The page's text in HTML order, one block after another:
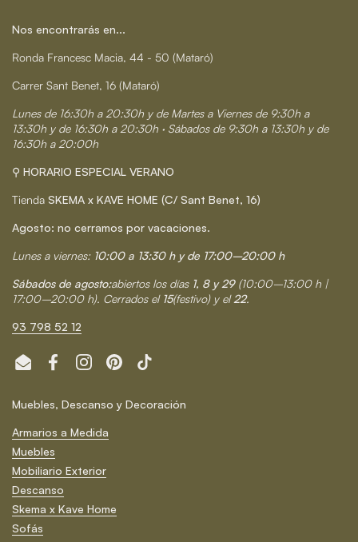
Nos encontrarás en...
Ronda Francesc Macia, 44 - 50 (Mataró)
Carrer Sant Benet, 16 (Mataró)
Lunes de 16:30h a 20:30h y de Martes a Viernes de 9:30h a
13:30h y de 16:30h a 20:30h · Sábados de 9:30h a 13:30h y de
16:30h a 20:00h
⚲ HORARIO ESPECIAL VERANO
Tienda SKEMA x KAVE HOME (C/ Sant Benet, 16)
Agosto: no cerramos por vacaciones.
Lunes a viernes: 10:00 a 13:30 h y de 17:00–20:00 h
Sábados de agosto:abiertos los días 1, 8 y 29 (10:00–13:00 h |
17:00–20:00 h). Cerrados el 15(festivo) y el22.
93 798 52 12
Email FacebookInstagramPinterestTikTok
Muebles, Descanso y Decoración
Armarios a Medida
Muebles
Mobiliario Exterior
Descanso
Skema x Kave Home
Sofás